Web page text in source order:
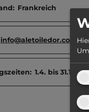
Frankreich
info@aletoiledor.com
1.4. bis 31.10.